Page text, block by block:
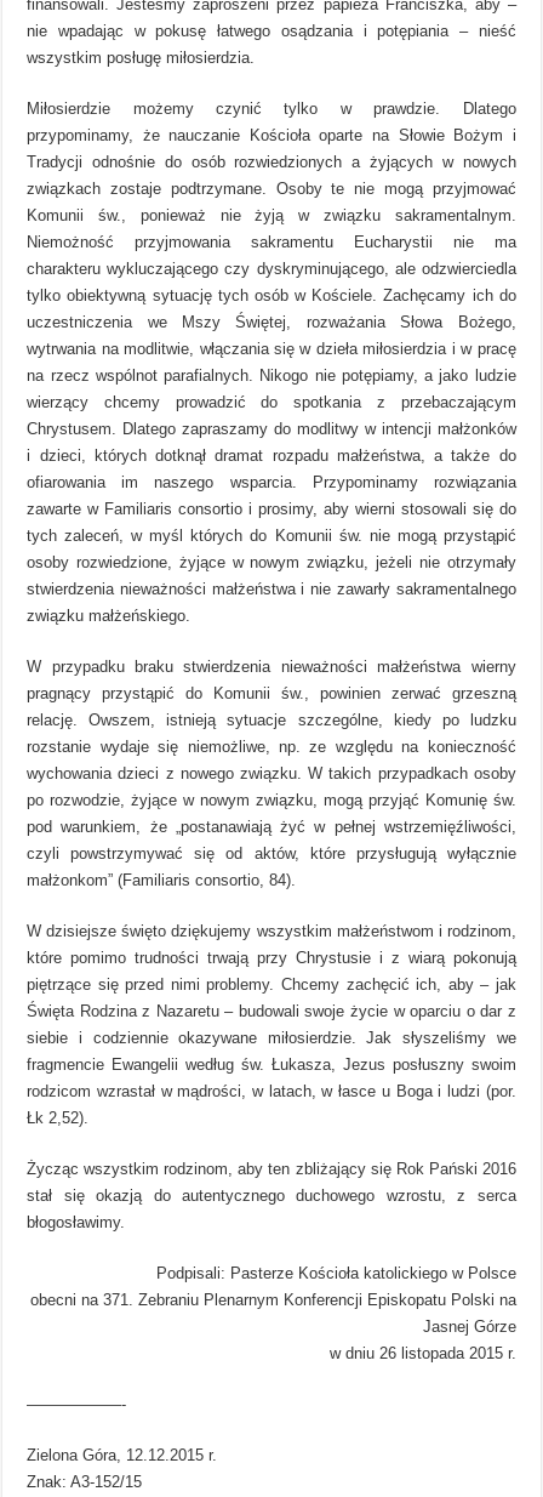
finansowali. Jesteśmy zaproszeni przez papieża Franciszka, aby –
nie wpadając w pokusę łatwego osądzania i potępiania – nieść
wszystkim posługę miłosierdzia.
Miłosierdzie możemy czynić tylko w prawdzie. Dlatego
przypominamy, że nauczanie Kościoła oparte na Słowie Bożym i
Tradycji odnośnie do osób rozwiedzionych a żyjących w nowych
związkach zostaje podtrzymane. Osoby te nie mogą przyjmować
Komunii św., ponieważ nie żyją w związku sakramentalnym.
Niemożność przyjmowania sakramentu Eucharystii nie ma
charakteru wykluczającego czy dyskryminującego, ale odzwierciedla
tylko obiektywną sytuację tych osób w Kościele. Zachęcamy ich do
uczestniczenia we Mszy Świętej, rozważania Słowa Bożego,
wytrwania na modlitwie, włączania się w dzieła miłosierdzia i w pracę
na rzecz wspólnot parafialnych. Nikogo nie potępiamy, a jako ludzie
wierzący chcemy prowadzić do spotkania z przebaczającym
Chrystusem. Dlatego zapraszamy do modlitwy w intencji małżonków
i dzieci, których dotknął dramat rozpadu małżeństwa, a także do
ofiarowania im naszego wsparcia. Przypominamy rozwiązania
zawarte w Familiaris consortio i prosimy, aby wierni stosowali się do
tych zaleceń, w myśl których do Komunii św. nie mogą przystąpić
osoby rozwiedzione, żyjące w nowym związku, jeżeli nie otrzymały
stwierdzenia nieważności małżeństwa i nie zawarły sakramentalnego
związku małżeńskiego.
W przypadku braku stwierdzenia nieważności małżeństwa wierny
pragnący przystąpić do Komunii św., powinien zerwać grzeszną
relację. Owszem, istnieją sytuacje szczególne, kiedy po ludzku
rozstanie wydaje się niemożliwe, np. ze względu na konieczność
wychowania dzieci z nowego związku. W takich przypadkach osoby
po rozwodzie, żyjące w nowym związku, mogą przyjąć Komunię św.
pod warunkiem, że „postanawiają żyć w pełnej wstrzemięźliwości,
czyli powstrzymywać się od aktów, które przysługują wyłącznie
małżonkom” (Familiaris consortio, 84).
W dzisiejsze święto dziękujemy wszystkim małżeństwom i rodzinom,
które pomimo trudności trwają przy Chrystusie i z wiarą pokonują
piętrzące się przed nimi problemy. Chcemy zachęcić ich, aby – jak
Święta Rodzina z Nazaretu – budowali swoje życie w oparciu o dar z
siebie i codziennie okazywane miłosierdzie. Jak słyszeliśmy we
fragmencie Ewangelii według św. Łukasza, Jezus posłuszny swoim
rodzicom wzrastał w mądrości, w latach, w łasce u Boga i ludzi (por.
Łk 2,52).
Życząc wszystkim rodzinom, aby ten zbliżający się Rok Pański 2016
stał się okazją do autentycznego duchowego wzrostu, z serca
błogosławimy.
Podpisali: Pasterze Kościoła katolickiego w Polsce
obecni na 371. Zebraniu Plenarnym Konferencji Episkopatu Polski na
Jasnej Górze
w dniu 26 listopada 2015 r.
——————-
Zielona Góra, 12.12.2015 r.
Znak: A3-152/15